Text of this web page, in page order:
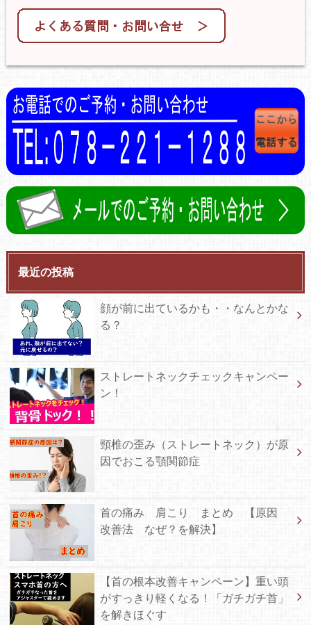
最近の投稿
顔が前に出ているかも・・なんとかな
る？
ストレートネックチェックキャンペー
ン！
頸椎の歪み（ストレートネック）が原
因でおこる顎関節症
首の痛み 肩こり まとめ 【原因
改善法 なぜ？を解決】
【首の根本改善キャンペーン】重い頭
がすっきり軽くなる！「ガチガチ首」
を解きほぐす